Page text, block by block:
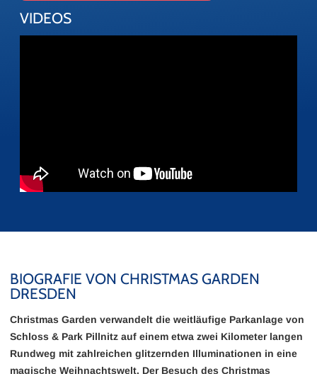
VIDEOS
BIOGRAFIE VON CHRISTMAS GARDEN
DRESDEN
Christmas Garden verwandelt die weitläufige Parkanlage von
Schloss & Park Pillnitz auf einem etwa zwei Kilometer langen
Rundweg mit zahlreichen glitzernden Illuminationen in eine
magische Weihnachtswelt. Der Besuch des Christmas